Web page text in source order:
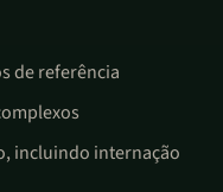
de referência
incluindo internação